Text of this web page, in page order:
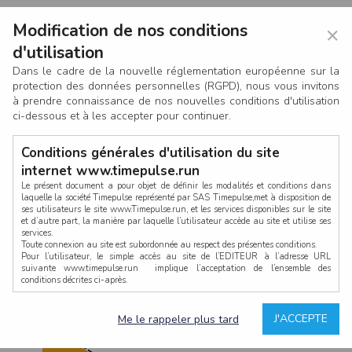
CONNEXION
×
Modification de nos conditions
d'utilisation
Dans le cadre de la nouvelle réglementation européenne sur la
protection des données personnelles (RGPD), nous vous invitons
à prendre connaissance de nos nouvelles conditions d'utilisation
ci-dessous et à les accepter pour continuer.
Conditions générales d'utilisation du site
internet www.timepulse.run
Le présent document a pour objet de définir les modalités et conditions dans
laquelle la société Timepulse représenté par SAS Timepulse,met à disposition de
ses utilisateurs le site www.Timepulse.run, et les services disponibles sur le site
et d’autre part, la manière par laquelle l’utilisateur accède au site et utilise ses
services.
Toute connexion au site est subordonnée au respect des présentes conditions.
Pour l’utilisateur, le simple accès au site de l’EDITEUR à l’adresse URL
suivante www.timepulse.run implique l’acceptation de l’ensemble des
conditions décrites ci-après.
La structure générale du site www.timepulse.run, par quelque procédé que ce
soit, sans l'autorisation préalable et par écrit de Fourcherot Mickael et/ou de ses
J'ACCEPTE
Me le rappeler plus tard